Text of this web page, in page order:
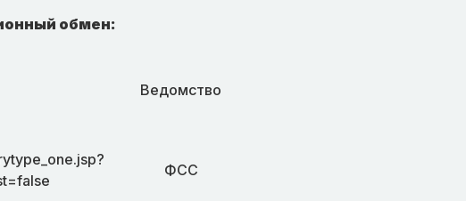
обмен:
Ведомство
ФСС